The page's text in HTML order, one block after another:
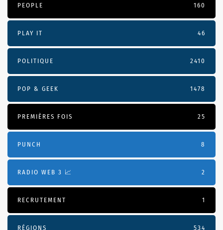
PEOPLE 160
PLAY IT 46
POLITIQUE 2410
POP & GEEK 1478
PREMIÈRES FOIS 25
PUNCH 8
RADIO WEB 3 📈 2
RECRUTEMENT 1
RÉGIONS 534